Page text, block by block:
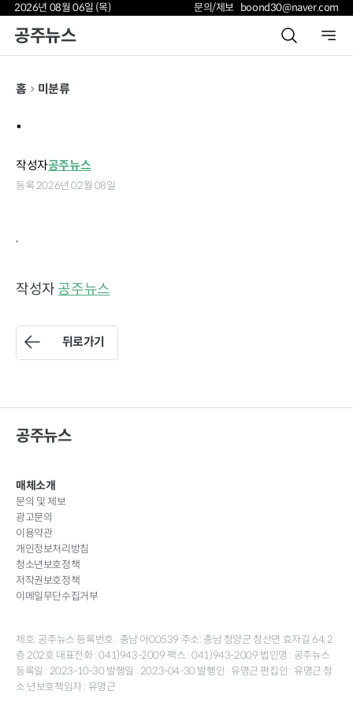
2026년 08월 06일 (목) 문의/제보 boond30@naver.com
공주뉴스
홈 미분류
.
작성자공주뉴스
등록 2026년 02월 08일
.
작성자 공주뉴스
뒤로가기
공주뉴스
매체소개
문의 및 제보
광고문의
이용약관
개인정보처리방침
청소년보호정책
저작권보호정책
이메일무단수집거부
제호: 공주뉴스 등록번호 : 충남 아00539 주소: 충남 청양군 청산면 효자길 64, 2
층 202호 대표전화 : 041)943-2009 팩스 : 041)943-2009 법인명 : 공주뉴스
등록일 : 2023-10-30 발행일 : 2023-04-30 발행인 : 유명근 편집인 : 유명근 청
소 년보호책임자 : 유명근